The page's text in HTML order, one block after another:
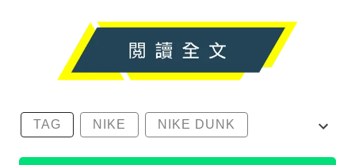
TAG NIKE NIKE DUNK
SB DUNK